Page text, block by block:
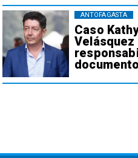
Caso
ANTOFAGASTA